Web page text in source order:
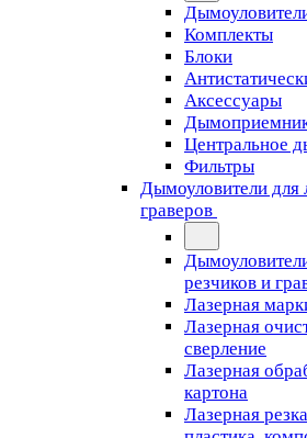
Комплекты
Блоки
Аксессуары
Центральное
Фильтры
Дымоуловители для
граверов
резчиков и
Лазерная
Лазерная
сверление
Лазерная
картона
Лазерная